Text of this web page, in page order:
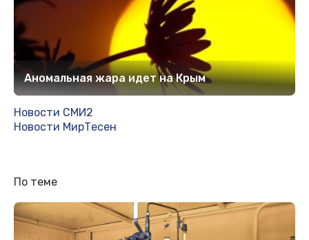
Аномальная жара идет на Крым
Новости СМИ2
Новости МирТесен
По теме